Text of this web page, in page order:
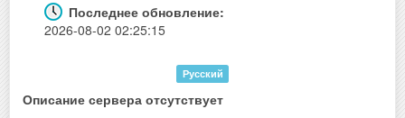
Последнее обновление:
2026-08-02 02:25:15
Русский
Описание сервера отсутствует